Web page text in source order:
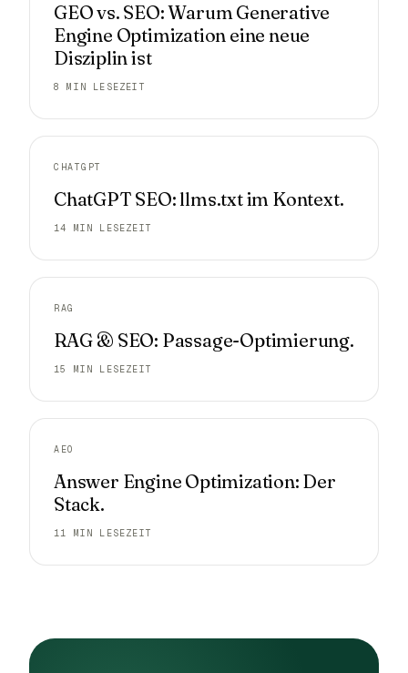
GEO vs. SEO: Warum Generative
Engine Optimization eine neue
Disziplin ist
8 MIN LESEZEIT
CHATGPT
ChatGPT SEO: llms.txt im Kontext.
14 MIN LESEZEIT
RAG
RAG & SEO: Passage-Optimierung.
15 MIN LESEZEIT
AEO
Answer Engine Optimization: Der
Stack.
11 MIN LESEZEIT